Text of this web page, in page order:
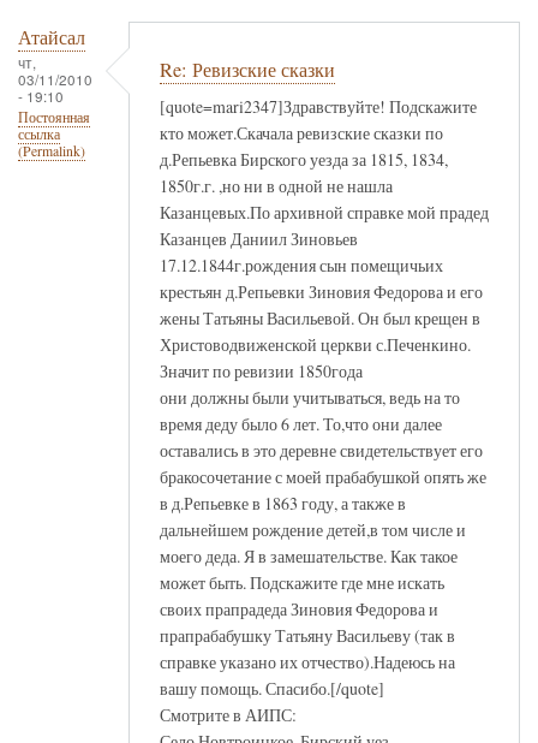
Атайсал
чт,
03/11/2010
- 19:10
Постоянная
ссылка
(Permalink)
Re: Ревизские сказки
[quote=mari2347]Здравствуйте! Подскажите
кто может.Скачала ревизские сказки по
д.Репьевка Бирского уезда за 1815, 1834,
1850г.г. ,но ни в одной не нашла
Казанцевых.По архивной справке мой прадед
Казанцев Даниил Зиновьев
17.12.1844г.рождения сын помещичьих
крестьян д.Репьевки Зиновия Федорова и его
жены Татьяны Васильевой. Он был крещен в
Христоводвиженской церкви с.Печенкино.
Значит по ревизии 1850года
они должны были учитываться, ведь на то
время деду было 6 лет. То,что они далее
оставались в это деревне свидетельствует его
бракосочетание с моей прабабушкой опять же
в д.Репьевке в 1863 году, а также в
дальнейшем рождение детей,в том числе и
моего деда. Я в замешательстве. Как такое
может быть. Подскажите где мне искать
своих прапрадеда Зиновия Федорова и
прапрабабушку Татьяну Васильеву (так в
справке указано их отчество).Надеюсь на
вашу помощь. Спасибо.[/quote]
Смотрите в АИПС: